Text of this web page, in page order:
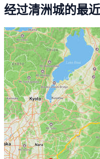
经过清洲城的最